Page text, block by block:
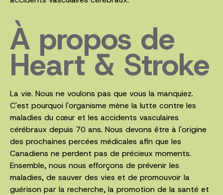
À propos de
Heart & Stroke
La vie. Nous ne voulons pas que vous la manquiez.
C'est pourquoi l'organisme mène la lutte contre les
maladies du cœur et les accidents vasculaires
cérébraux depuis 70 ans. Nous devons être à l'origine
des prochaines percées médicales afin que les
Canadiens ne perdent pas de précieux moments.
Ensemble, nous nous efforçons de prévenir les
maladies, de sauver des vies et de promouvoir la
guérison par la recherche, la promotion de la santé et